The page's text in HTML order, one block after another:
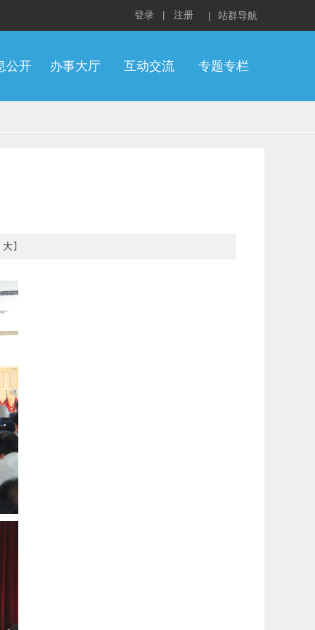
登录 | 注册 | 站群导航
公开 办事大厅 互动交流 专题专栏
大】